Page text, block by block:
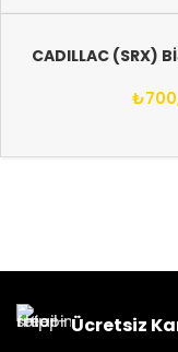
CADILLAC (SRX)
₺
Ücretsiz